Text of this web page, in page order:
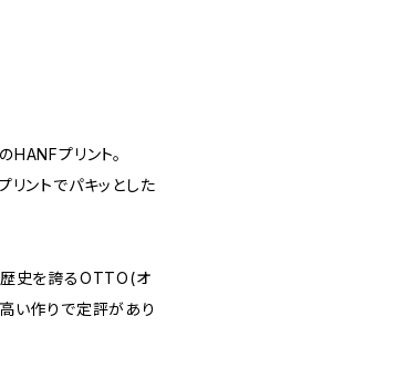
プリント。
ントでパキッとした
歴史を誇るOTTO(オ
い作りで定評があり